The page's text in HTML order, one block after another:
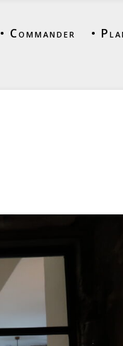
• Commander •